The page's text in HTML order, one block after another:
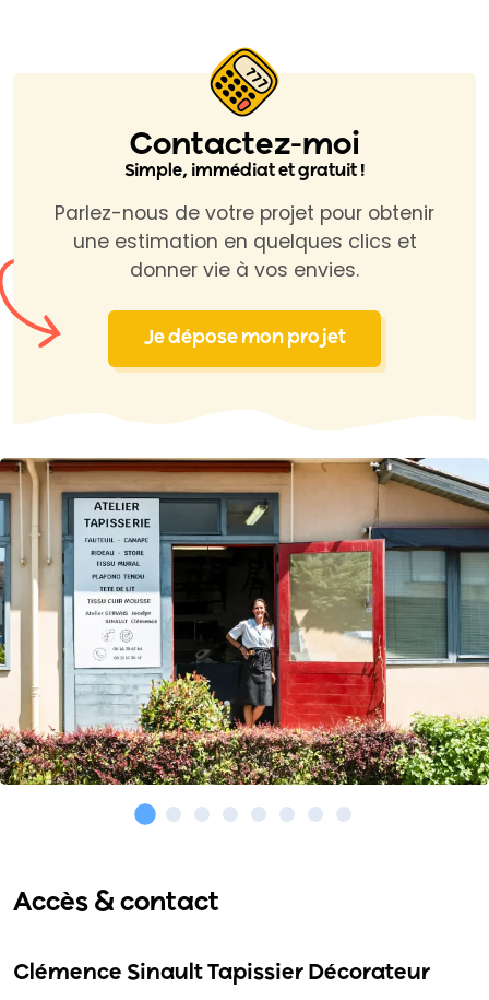
Contactez-moi
Simple, immédiat et gratuit !
Parlez-nous de votre projet pour obtenir
une estimation en quelques clics et
donner vie à vos envies.
Je dépose mon projet
Accès & contact
Clémence Sinault Tapissier Décorateur